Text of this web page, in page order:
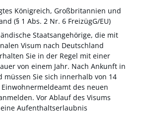
Königreich, Großbritannien und
(§ 1 Abs. 2 Nr. 6 FreizügG/EU)
Staatsangehörige, die mit
Visum nach Deutschland
Sie in der Regel mit einer
von einem Jahr. Nach Ankunft in
müssen Sie sich innerhalb von 14
des neuen
Vor Ablauf des Visums
Aufenthaltserlaubnis